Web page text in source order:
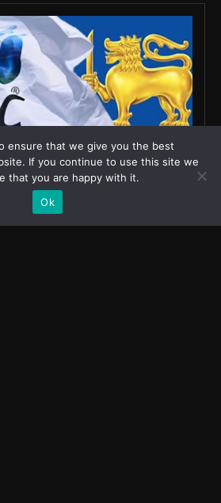
ensure that we give you the best
If you continue to use this site we
that you are happy with it.
Ok